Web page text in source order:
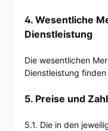
4. Wesentliche
Dienstleistung
Die wesentlichen
Dienstleistung
5. Preise und
5.1. Die in den